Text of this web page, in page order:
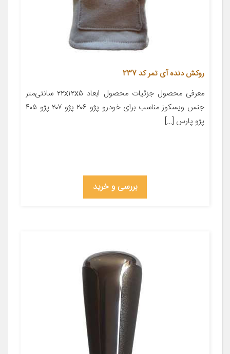
روکش دنده آی تمر کد 237
معرفی محصول جزئیات محصول ابعاد ۲۲x۱۲x۵ سانتی‌متر
جنس ویسکوز مناسب برای خودرو پژو ۲۰۶ پژو ۲۰۷ پژو ۴۰۵
پژو پارس […]
بررسی و خرید